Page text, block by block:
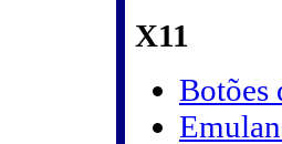
X11
Botões